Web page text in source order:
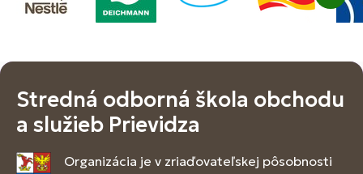
Stredná odborná škola obchodu
a služieb Prievidza
Organizácia je v zriaďovateľskej pôsobnosti